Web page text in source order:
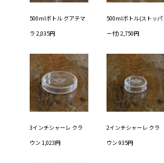
500mlボトル グアテマ
ラ 2,035円
500mlボトル(ストッパ
ー付) 2,750円
3インチシャーレ クラ
ウン 1,023円
2インチシャーレ クラ
ウン 935円